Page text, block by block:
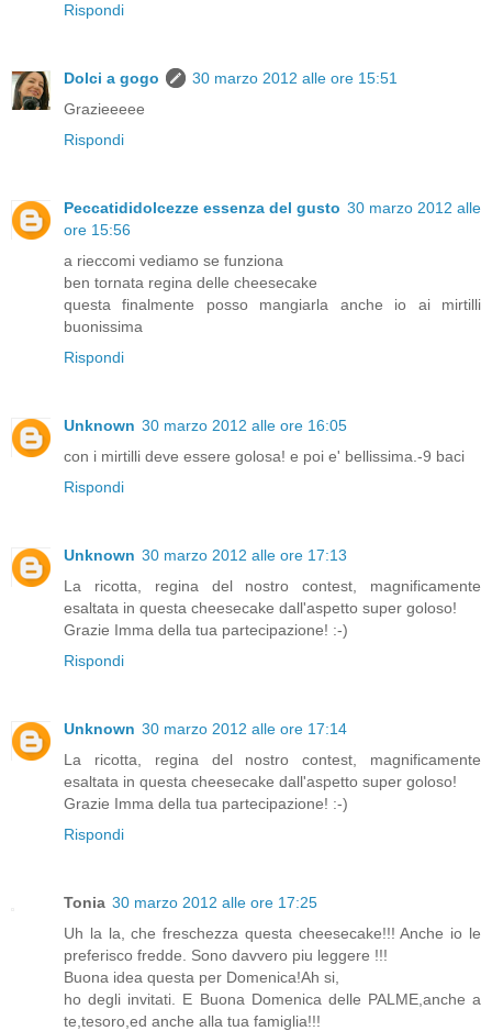
Rispondi
Dolci a gogo
30 marzo 2012 alle ore 15:51
Grazieeeee
Rispondi
Peccatididolcezze essenza del gusto 30 marzo 2012 alle
ore 15:56
a rieccomi vediamo se funziona
ben tornata regina delle cheesecake
questa finalmente posso mangiarla anche io ai mirtilli
buonissima
Rispondi
Unknown 30 marzo 2012 alle ore 16:05
con i mirtilli deve essere golosa! e poi e' bellissima.-9 baci
Rispondi
Unknown 30 marzo 2012 alle ore 17:13
La ricotta, regina del nostro contest, magnificamente
esaltata in questa cheesecake dall'aspetto super goloso!
Grazie Imma della tua partecipazione! :-)
Rispondi
Unknown 30 marzo 2012 alle ore 17:14
La ricotta, regina del nostro contest, magnificamente
esaltata in questa cheesecake dall'aspetto super goloso!
Grazie Imma della tua partecipazione! :-)
Rispondi
Tonia 30 marzo 2012 alle ore 17:25
Uh la la, che freschezza questa cheesecake!!! Anche io le
preferisco fredde. Sono davvero piu leggere !!!
Buona idea questa per Domenica!Ah si,
ho degli invitati. E Buona Domenica delle PALME,anche a
te,tesoro,ed anche alla tua famiglia!!!